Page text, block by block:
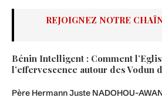
REJOIGNEZ NOTRE
Bénin Intelligent : Comment
l’effervescence autour des Vodun
Père Hermann Juste NADOHOU-